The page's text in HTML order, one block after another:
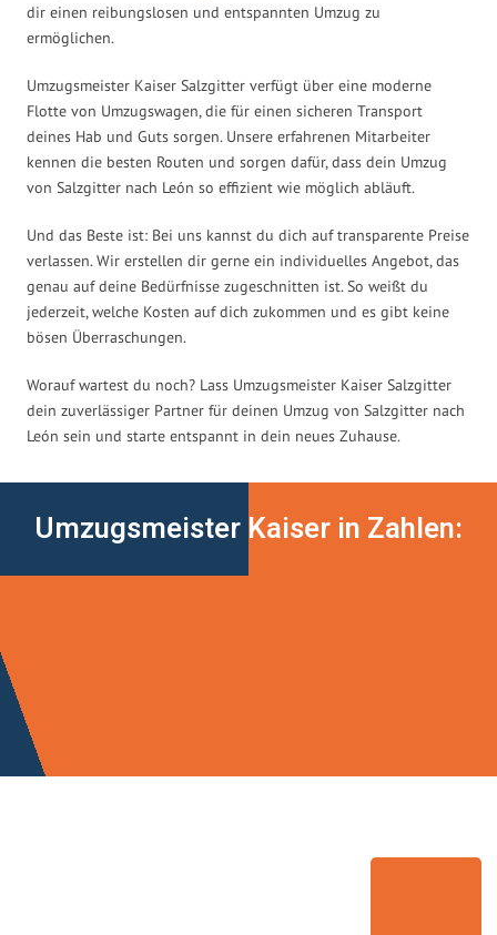
dir einen reibungslosen und entspannten Umzug zu
ermöglichen.
Umzugsmeister Kaiser Salzgitter verfügt über eine moderne
Flotte von Umzugswagen, die für einen sicheren Transport
deines Hab und Guts sorgen. Unsere erfahrenen Mitarbeiter
kennen die besten Routen und sorgen dafür, dass dein Umzug
von Salzgitter nach León so effizient wie möglich abläuft.
Und das Beste ist: Bei uns kannst du dich auf transparente Preise
verlassen. Wir erstellen dir gerne ein individuelles Angebot, das
genau auf deine Bedürfnisse zugeschnitten ist. So weißt du
jederzeit, welche Kosten auf dich zukommen und es gibt keine
bösen Überraschungen.
Worauf wartest du noch? Lass Umzugsmeister Kaiser Salzgitter
dein zuverlässiger Partner für deinen Umzug von Salzgitter nach
León sein und starte entspannt in dein neues Zuhause.
Umzugsmeister Kaiser in Zahlen: